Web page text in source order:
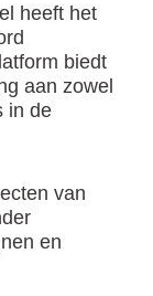
heeft het
biedt
aan zowel
in de
van
en